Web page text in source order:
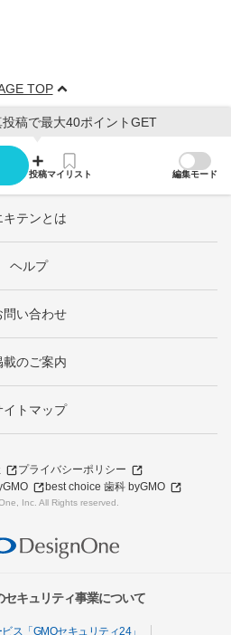
TOP
稿で最大40ポイントGET
投稿マイリスト 編集モード
キテンとは
ヘルプ
問い合わせ
載のご案内
イトマップ
プライバシーポリシー
best choice 歯科 byGMO
Inc. All Rights reserved.
キュリティ事業について
ス「GMOセキュリティ24」